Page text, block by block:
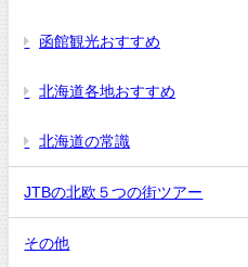
函館観光おすすめ
北海道各地おすすめ
北海道の常識
JTBの北欧５つの街ツアー
その他